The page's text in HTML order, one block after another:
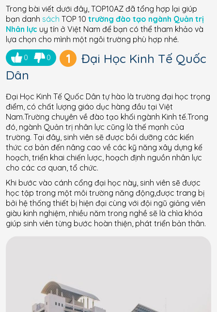
Trong bài viết dưới đây, TOP10AZ đã tổng hợp lại giúp
bạn danh sách TOP 10 trường đào tạo ngành Quản trị
Nhân lực uy tín ở Việt Nam để bạn có thể tham khảo và
lựa chọn cho mình một ngôi trường phù hợp nhé.
0 0 1
Đại Học Kinh Tế Quốc
Dân
Đại Học Kinh Tế Quốc Dân tự hào là trường đại học trọng
điểm, có chất lượng giáo dục hàng đầu tại Việt
Nam.Trường chuyên về đào tạo khối ngành Kinh tế.Trong
đó, ngành Quản trị nhân lực cũng là thế mạnh của
trường. Tại đây, sinh viên sẽ được bồi dưỡng các kiến
thức cơ bản đến nâng cao về các kỹ năng xây dựng kế
hoạch, triển khai chiến lược, hoạch định nguồn nhân lực
cho các cơ quan, tổ chức.
Khi bước vào cánh cổng đại học này, sinh viên sẽ được
học tập trong một môi trường năng động,được trang bị
bởi hệ thống thiết bị hiện đại cùng với đội ngũ giảng viên
giàu kinh nghiệm, nhiều năm trong nghề sẽ là chìa khóa
giúp sinh viên từng bước hoàn thiện, phát triển bản thân.